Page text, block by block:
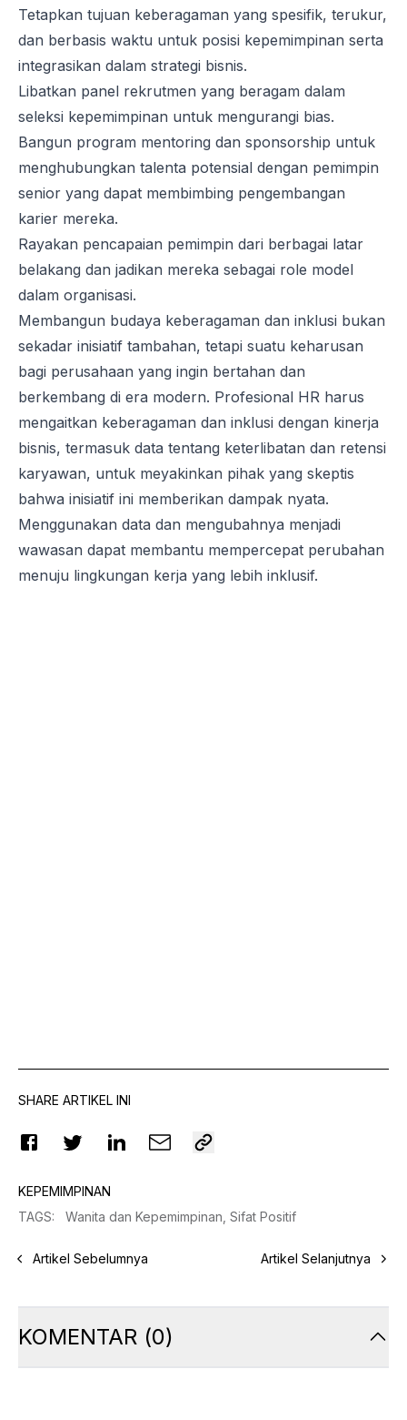
Tetapkan tujuan keberagaman yang spesifik, terukur,
dan berbasis waktu untuk posisi kepemimpinan serta
integrasikan dalam strategi bisnis.
Libatkan panel rekrutmen yang beragam dalam
seleksi kepemimpinan untuk mengurangi bias.
Bangun program mentoring dan sponsorship untuk
menghubungkan talenta potensial dengan pemimpin
senior yang dapat membimbing pengembangan
karier mereka.
Rayakan pencapaian pemimpin dari berbagai latar
belakang dan jadikan mereka sebagai role model
dalam organisasi.
Membangun budaya keberagaman dan inklusi bukan
sekadar inisiatif tambahan, tetapi suatu keharusan
bagi perusahaan yang ingin bertahan dan
berkembang di era modern. Profesional HR harus
mengaitkan keberagaman dan inklusi dengan kinerja
bisnis, termasuk data tentang keterlibatan dan retensi
karyawan, untuk meyakinkan pihak yang skeptis
bahwa inisiatif ini memberikan dampak nyata.
Menggunakan data dan mengubahnya menjadi
wawasan dapat membantu mempercepat perubahan
menuju lingkungan kerja yang lebih inklusif.
SHARE ARTIKEL INI
KEPEMIMPINAN
TAGS: Wanita dan Kepemimpinan, Sifat Positif
Artikel Sebelumnya Artikel Selanjutnya
KOMENTAR (0)